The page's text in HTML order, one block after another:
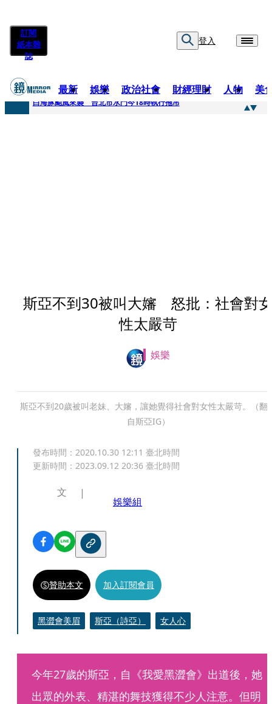
訂閱
紙本雜
誌
登入
最新 娛樂 政治社會 財經理財 人物 美
快訊
白海豚颱風來襲 台北市水門今18時執行拖吊
斯亞不到30被叫大嬸 怒批：社會對
性太嚴苛
娛樂
斯亞不到20歲被叫老妹、大嬸，讓她覺得社會對女性太嚴苛。（翻
自斯亞IG）
發布時間： 2020.10.30 12:11 臺北時間
更新時間： 2023.09.12 20:36 臺北時間
文
娛樂組
贊助本文 加入訂閱會員
黑澀會美眉 斯亞（詩亞） 女人心
今年27歲的斯亞，自《我愛黑澀會》出道後，她
出眾的外表、精湛的舞技獲得不少人注意。但明